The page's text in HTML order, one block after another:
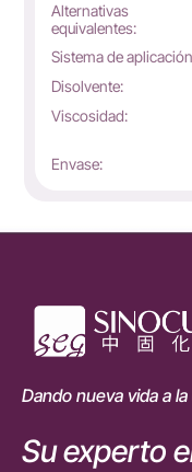
Alternativas
equivalentes:
Sistema de
Disolvente:
Viscosidad:
Envase:
Dando nueva vida a
Su experto